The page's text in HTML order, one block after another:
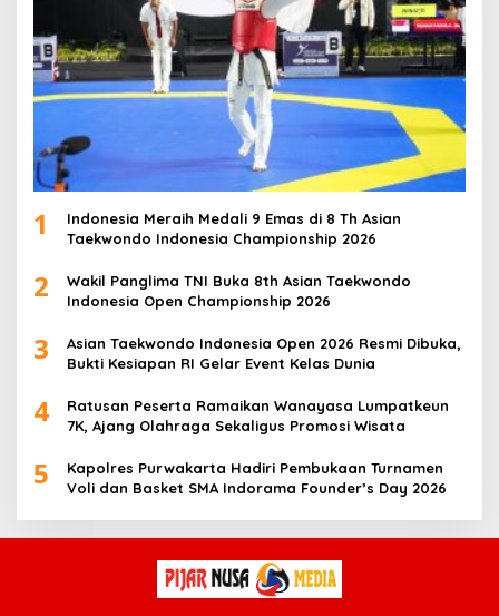
1
Indonesia Meraih Medali 9 Emas di 8 Th Asian
Taekwondo Indonesia Championship 2026
2
Wakil Panglima TNI Buka 8th Asian Taekwondo
Indonesia Open Championship 2026
3
Asian Taekwondo Indonesia Open 2026 Resmi Dibuka,
Bukti Kesiapan RI Gelar Event Kelas Dunia
4
Ratusan Peserta Ramaikan Wanayasa Lumpatkeun
7K, Ajang Olahraga Sekaligus Promosi Wisata
5
Kapolres Purwakarta Hadiri Pembukaan Turnamen
Voli dan Basket SMA Indorama Founder’s Day 2026